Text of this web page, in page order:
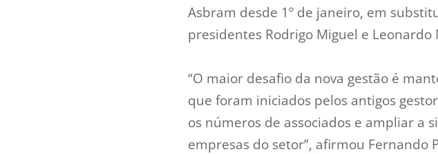
Asbram desde 1º de janeiro, em
presidentes Rodrigo Miguel e Leonardo
“O maior desafio da nova gestão é
que foram iniciados pelos antigos
os números de associados e ampliar a
empresas do setor”, afirmou Fernando